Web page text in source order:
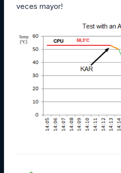
veces mayor!